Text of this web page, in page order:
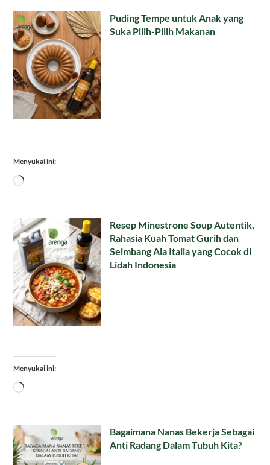
Puding Tempe untuk Anak yang
Suka Pilih-Pilih Makanan
Menyukai ini:
Memuat...
Resep Minestrone Soup Autentik,
Rahasia Kuah Tomat Gurih dan
Seimbang Ala Italia yang Cocok di
Lidah Indonesia
Menyukai ini:
Memuat...
Bagaimana Nanas Bekerja Sebagai
Anti Radang Dalam Tubuh Kita?